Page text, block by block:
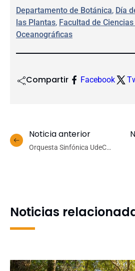
Departamento de Botánica, Día
las Plantas, Facultad de
Oceanográficas
Compartir Facebook
Noticia anterior
Orquesta Sinfónica UdeC
Noticias